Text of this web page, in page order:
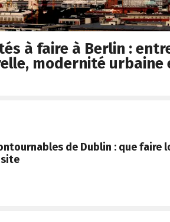
à faire à Berlin :
modernité urbaine
de Dublin : que faire